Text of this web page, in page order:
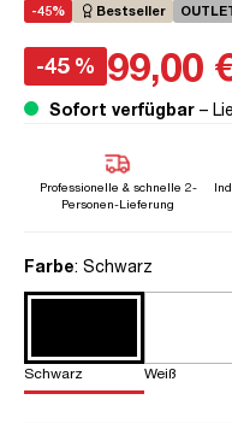
-45% Bestseller
-45 % 99,00
Sofort verfügbar –
Professionelle & schnelle 2-
Personen-Lieferung
Farbeauswählen
: Schwarz
Schwarz Weiß